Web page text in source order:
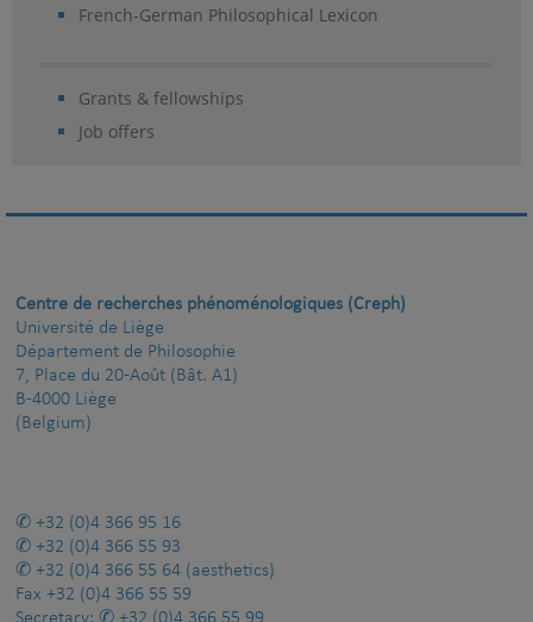
French-German Philosophical Lexicon
Grants & fellowships
Job offers
Centre de recherches phénoménologiques (Creph)
Université de Liège
Département de Philosophie
7, Place du 20-Août (Bât. A1)
B-4000 Liège
(Belgium)
+32 (0)4 366 95 16
+32 (0)4 366 55 93
+32 (0)4 366 55 64 (aesthetics)
Fax +32 (0)4 366 55 59